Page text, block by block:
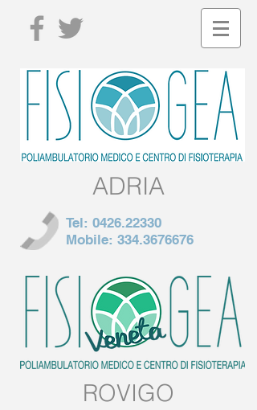
ADRIA
Tel: 0426.22330
Mobile: 334.3676676
ROVIGO